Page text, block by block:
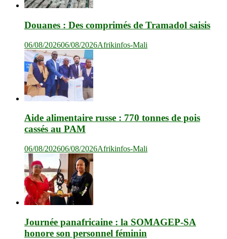
Douanes : Des comprimés de Tramadol saisis
06/08/202606/08/2026Afrikinfos-Mali
Aide alimentaire russe : 770 tonnes de pois
cassés au PAM
06/08/202606/08/2026Afrikinfos-Mali
Journée panafricaine : la SOMAGEP-SA
honore son personnel féminin